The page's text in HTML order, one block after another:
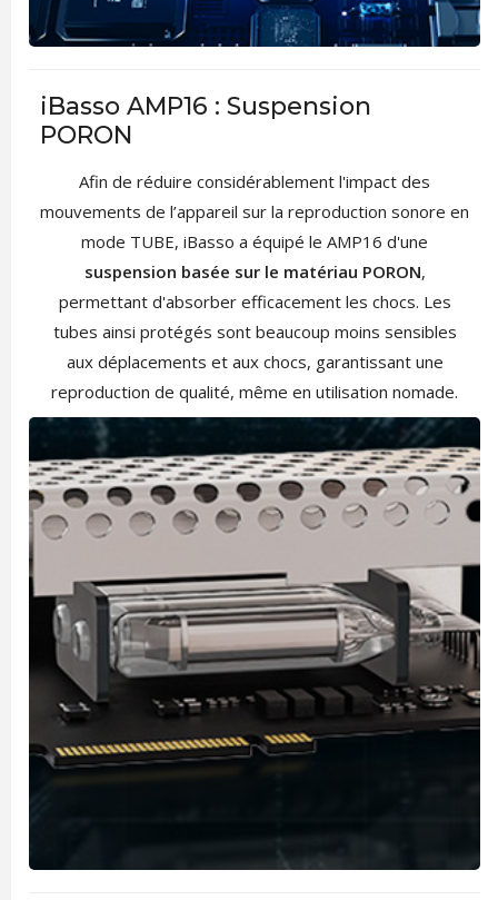
iBasso AMP16 : Suspension
PORON
Afin de réduire considérablement l'impact des
mouvements de l’appareil sur la reproduction sonore en
mode TUBE, iBasso a équipé le AMP16 d'une
suspension basée sur le matériau PORON,
permettant d'absorber efficacement les chocs. Les
tubes ainsi protégés sont beaucoup moins sensibles
aux déplacements et aux chocs, garantissant une
reproduction de qualité, même en utilisation nomade.